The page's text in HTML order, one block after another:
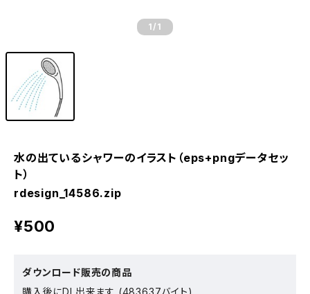
1 /1
水の出ているシャワーのイラスト（eps+pngデータセッ
ト）
rdesign_14586.zip
¥500
ダウンロード販売の商品
購入後にDL出来ます (483637バイト)